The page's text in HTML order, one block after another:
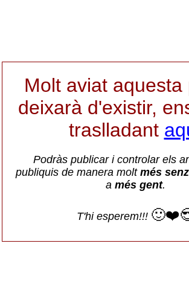
Molt aviat aquesta
deixarà d'existir,
traslladant
Podràs publicar i controlar els
publiquis de manera molt més
a més gent.
T'hi esperem!!!